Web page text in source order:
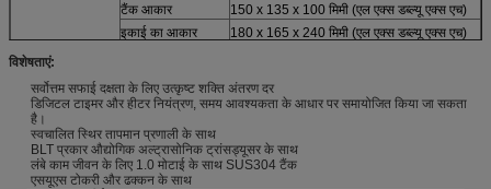
टैंक आकार
150 x 135 x 100 मिमी (एल एक्स डब्ल्यू एक्स एच)
इकाई का आकार
180 x 165 x 240 मिमी (एल एक्स डब्ल्यू एक्स एच)
एनडब्ल्यू / जीडब्ल्यू
2.2 किग्रा / 2.5 किग्रा
विशेषताएं:
सर्वोत्तम सफाई दक्षता के लिए उत्कृष्ट शक्ति अंतरण दर
डिजिटल टाइमर और हीटर नियंत्रण, समय आवश्यकता के आधार पर समायोजित किया जा सकता
है।
स्वचालित स्थिर तापमान प्रणाली के साथ
BLT प्रकार औद्योगिक अल्ट्रासोनिक ट्रांसड्यूसर के साथ
लंबे काम जीवन के लिए 1.0 मोटाई के साथ SUS304 टैंक
एसयूएस टोकरी और ढक्कन के साथ